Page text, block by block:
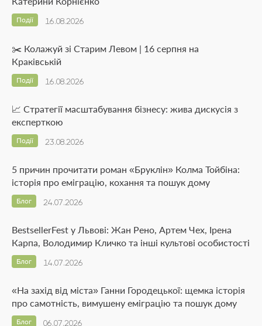
16.08.2026
Події
✂️ Колажуй зі Старим Левом | 16 серпня на
Краківській
16.08.2026
Події
📈 Стратегії масштабування бізнесу: жива дискусія з
експерткою
23.08.2026
Події
5 причин прочитати роман «Бруклін» Колма Тойбіна:
історія про еміграцію, кохання та пошук дому
24.07.2026
Блог
BestsellerFest у Львові: Жан Рено, Артем Чех, Ірена
Карпа, Володимир Кличко та інші культові особистості
14.07.2026
Блог
«На захід від міста» Ганни Городецької: щемка історія
про самотність, вимушену еміграцію та пошук дому
06.07.2026
Блог